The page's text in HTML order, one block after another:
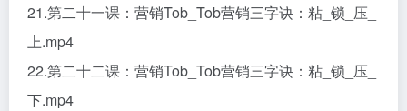
21.第二十一课：营销Tob_Tob营销三字诀：粘_锁_压_
上.mp4
22.第二十二课：营销Tob_Tob营销三字诀：粘_锁_压_
下.mp4